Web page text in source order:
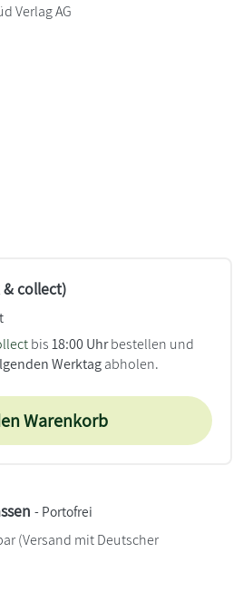
Verlag AG
collect)
bis18:00 Uhrbestellen und
Werktagabholen.
Warenkorb
- Portofrei
(Versand mit Deutscher